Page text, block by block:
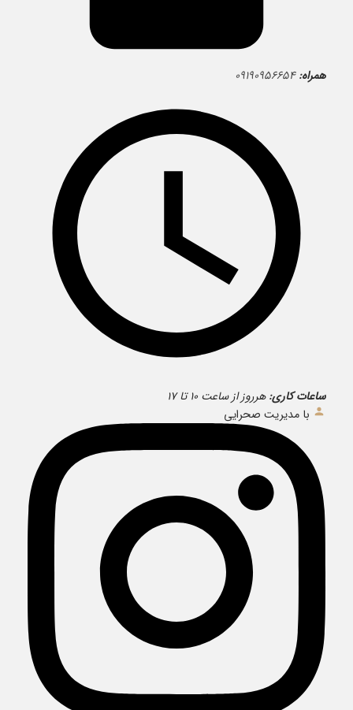
همراه: ۰۹۱۹۰۹۵۶۶۵۴
ساعات کاری: هرروز از ساعت ۱۰ تا ۱۷
با مدیریت صحرایی